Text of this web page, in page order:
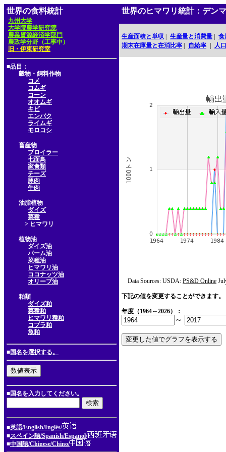
世界の食料統計
九州大学
大学院農学研究院
農業資源経済学部門
農政学分野（工事中）
旧・伊東研究室
■品目：
穀物・飼料作物
コメ
コムギ
コーン
オオムギ
キビ
エンバク
ライムギ
モロコシ
畜産物
ブロイラー
七面鳥
家禽類
チーズ
豚肉
牛肉
油脂植物
ダイズ
菜種
> ヒマワリ
植物油
ダイズ油
パーム油
菜種油
ヒマワリ油
ココナッツ油
オリーブ油
粕類
ダイズ粕
菜種粕
ヒマワリ種粕
コプラ粕
魚粕
■国名を選択する。
■国名を入力してください。
■英語/English/Inglés/
■スペイン語/Spanish/Espanol/
■中国語/Chinese/Chino/
世界のヒマワリ統計：デン
生産面積と単収 生産量と消費量
食
期末在庫量と在消比率
自給率 人口
Data Sources: USDA: PS&D Online
下記の値を変更することができます。
年度（1964～2026）：
～